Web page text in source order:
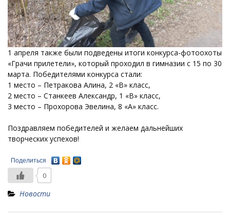
1 апреля также были подведены итоги конкурса-фотоохоты
«Грачи прилетели», который проходил в гимназии с 15 по 30
марта. Победителями конкурса стали:
1 место – Петракова Алина, 2 «В» класс,
2 место – Станкеев Александр, 1 «В» класс,
3 место – Прохорова Эвелина, 8 «А» класс.
Поздравляем победителей и желаем дальнейших
творческих успехов!
Поделиться
0
Новости